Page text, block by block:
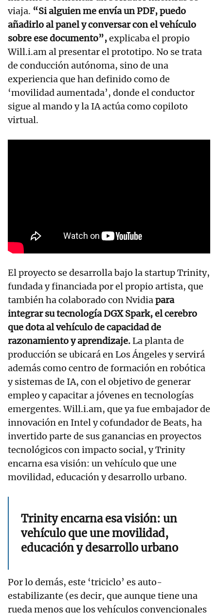
viaja. “Si alguien me envía un PDF, puedo
añadirlo al panel y conversar con el vehículo
sobre ese documento”,explicaba el propio
Will.i.am al presentar el prototipo. No se trata
de conducción autónoma, sino de una
experiencia que han definido como de
‘movilidad aumentada’, donde el conductor
sigue al mando y la IA actúa como copiloto
virtual.
El proyecto se desarrolla bajo la startup Trinity,
fundada y financiada por el propio artista, que
también ha colaborado con Nvidiapara
integrar su tecnología DGX Spark, el cerebro
que dota al vehículo de capacidad de
razonamiento y aprendizaje.La planta de
producción se ubicará en Los Ángeles y servirá
además como centro de formación en robótica
y sistemas de IA, con el objetivo de generar
empleo y capacitar a jóvenes en tecnologías
emergentes. Will.i.am, que ya fue embajador de
innovación en Intel y cofundador de Beats, ha
invertido parte de sus ganancias en proyectos
tecnológicos con impacto social, y Trinity
encarna esa visión: un vehículo que une
movilidad, educación y desarrollo urbano.
Trinity encarna esa visión: un
vehículo que une movilidad,
educación y desarrollo urbano
Por lo demás, este ‘triciclo’ es auto-
estabilizante (es decir, que aunque tiene una
rueda menos que los vehículos convencionales